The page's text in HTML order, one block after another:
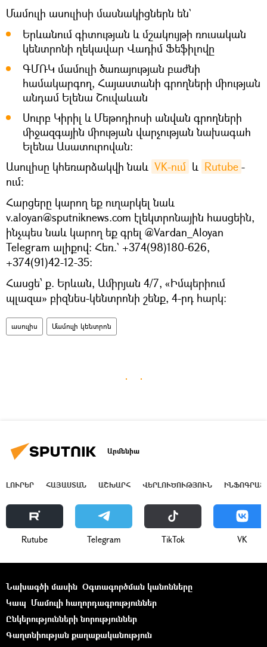
Մամուլի ասուլիսի մասնակիցներն են`
Երևանում գիտության և մշակույթի ռուսական
կենտրոնի ղեկավար Վադիմ Ֆեֆիլովը
ԳՄՌԿ մամուլի ծառայության բաժնի
համակարգող, Հայաստանի գրողների միության
անդամ Ելենա Շուվաևան
Սուրբ Կիրիլ և Մեթոդիոսի անվան գրողների
միջազգային միության վարչության նախագահ
Ելենա Ասատուրովան:
Ասուլիսը կհեռարձակվի նաև VK-ում և Rutube -
ում:
Հարցերը կարող եք ուղարկել նաև
v.aloyan@sputniknews.com էլեկտրոնային հասցեին,
ինչպես նաև կարող եք գրել @Vardan_Aloyan
Telegram ալիքով: Հեռ.` +374(98)180-626,
+374(91)42-12-35։
Հասցե՝ ք. Երևան, Ամիրյան 4/7, «Իմպերիում
պլազա» բիզնես-կենտրոնի շենք, 4-րդ հարկ։
ասուլիս Մամուլի կենտրոն
Արմենիա
ԼՈՒՐԵՐ ՀԱՅԱՍՏԱՆ ԱՇԽԱՐՀ ՎԵՐԼՈՒԾՈՒԹՅՈՒՆ
Rutube Telegram ТikТоk VK
Նախագծի մասին Օգտագործման կանոնները
Կապ Մամուլի հաղորդագրություններ
Ընկերությունների նորություններ
Գաղտնիության քաղաքականություն